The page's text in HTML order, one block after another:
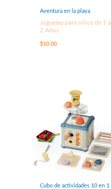
Aventura en la playa
Juguetes para niños de 1 a
2 Años
$10.00
Cubo de actividades 10 en 1